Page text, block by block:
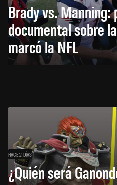
Brady vs. Manning:
documental sobre
marcó la NFL
HACE 2 DÍAS
¿Quién será